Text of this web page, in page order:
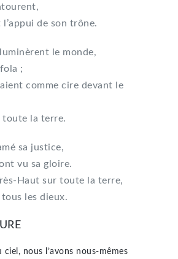
de son trône.
le monde,
;
comme cire devant le
toute la terre.
sa justice,
vu sa gloire.
Haut sur toute la terre,
les dieux.
nous l’avons nous-mêmes